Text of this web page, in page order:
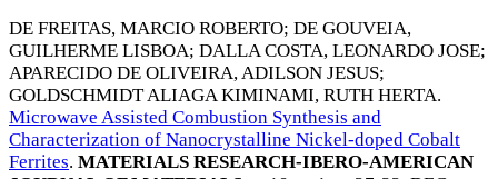
DE FREITAS, MARCIO ROBERTO; DE GOUVEIA,
GUILHERME LISBOA; DALLA COSTA, LEONARDO JOSE;
APARECIDO DE OLIVEIRA, ADILSON JESUS;
GOLDSCHMIDT ALIAGA KIMINAMI, RUTH HERTA.
Microwave Assisted Combustion Synthesis and
Characterization of Nanocrystalline Nickel-doped Cobalt
Ferrites. MATERIALS RESEARCH-IBERO-AMERICAN